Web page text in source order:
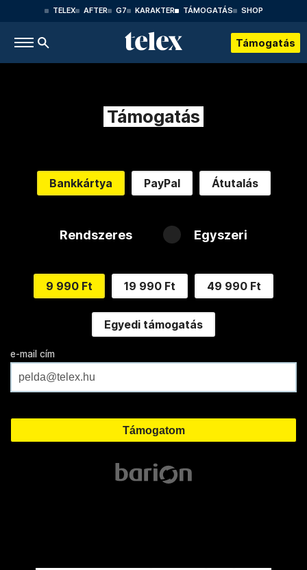
TELEX AFTER G7 KARAKTER TÁMOGATÁS SHOP
Támogatás
Támogatás
Bankkártya PayPal Átutalás
Rendszeres Egyszeri
9 990 Ft 19 990 Ft 49 990 Ft
Egyedi támogatás
e-mail cím